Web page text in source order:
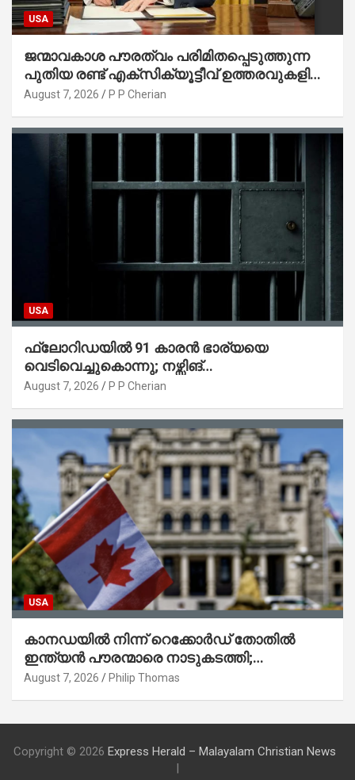
USA
ജന്മാവകാശ പൗരത്വം പരിമിതപ്പെടുത്തുന്ന
പുതിയ രണ്ട് എക്സിക്യൂട്ടീവ് ഉത്തരവുകളിൽ
ട്രംപ് ഒപ്പുവെച്ചു
August 7, 2026 P P Cherian
USA
ഫ്ലോറിഡയിൽ 91 കാരൻ ഭാര്യയെ
വെടിവെച്ചുകൊന്നു; നഴ്സിങ്
ഹോമിലാക്കില്ലെന്ന് നൽകിയ വാഗ്ദാനം
August 7, 2026 P P Cherian
USA
കാനഡയിൽ നിന്ന് റെക്കോർഡ് തോതിൽ
ഇന്ത്യൻ പൗരന്മാരെ നാടുകടത്തി;
ആറുമാസത്തിനിടെ 3,323 പേർ
August 7, 2026 Philip Thomas
Copyright © 2026 Express Herald – Malayalam Christian News